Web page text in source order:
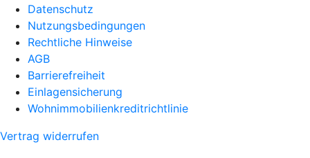
Datenschutz
Nutzungsbedingungen
Rechtliche Hinweise
AGB
Barrierefreiheit
Einlagensicherung
Wohnimmobilienkreditrichtlinie
Vertrag widerrufen